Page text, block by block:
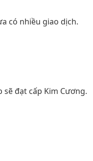
có nhiều giao dịch.
đạt cấp Kim Cương.